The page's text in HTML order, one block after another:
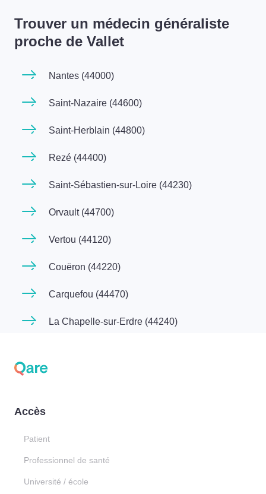
Trouver un médecin généraliste
proche de Vallet
Nantes (44000)
Saint-Nazaire (44600)
Saint-Herblain (44800)
Rezé (44400)
Saint-Sébastien-sur-Loire (44230)
Orvault (44700)
Vertou (44120)
Couëron (44220)
Carquefou (44470)
La Chapelle-sur-Erdre (44240)
Accès
Patient
Professionnel de santé
Université / école